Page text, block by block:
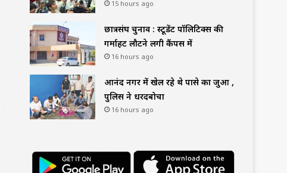
15 hours ago
छात्रसंघ चुनाव : स्टूडेंट पॉलिटिक्स की
गर्माहट लौटने लगी कैंपस में
16 hours ago
आनंद नगर में खेल रहे थे पासे का जुआ ,
पुलिस ने धरदबोचा
16 hours ago